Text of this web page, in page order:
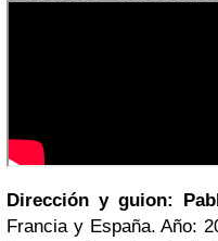
Dirección y guion:
Francia y España. Año: